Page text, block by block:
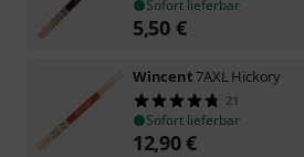
Sofort lieferbar
5,50 €
Wincent7AXL Hickory
21
Sofort lieferbar
12,90€